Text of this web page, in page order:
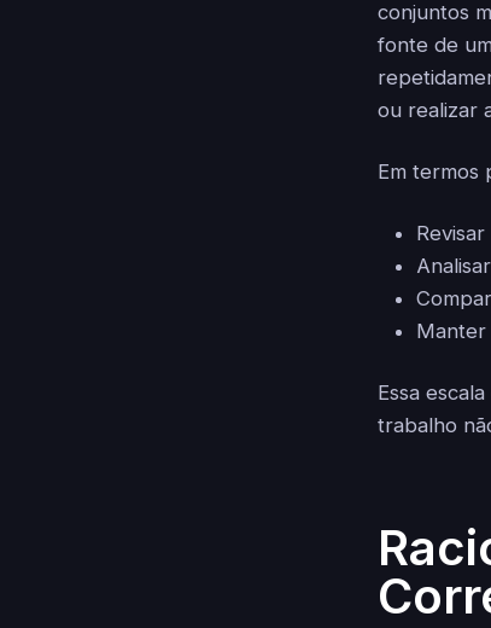
conjuntos
fonte de
ou realizar
Em termos
Manter
Essa
trabalho